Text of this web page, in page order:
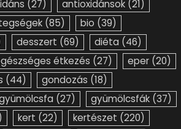
(27) antioxidánsok (21)
(85) bio (39)
desszert (69) diéta (46)
étkezés (27) eper (20)
(44) gondozás (18)
(27) gyümölcsfák (37)
kert (22) kertészet (220)